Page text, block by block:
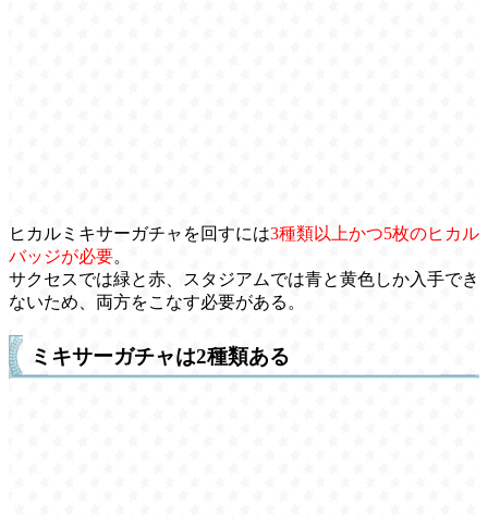
ヒカルミキサーガチャを回すには3種類以上かつ5枚のヒカル
バッジが必要。
サクセスでは緑と赤、スタジアムでは青と黄色しか入手でき
ないため、両方をこなす必要がある。
ミキサーガチャは2種類ある